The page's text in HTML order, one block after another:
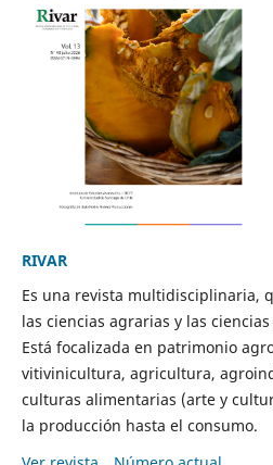
RIVAR
Es una revista multidisciplinaria,
las ciencias agrarias y las
Está focalizada en patrimonio
vitivinicultura, agricultura,
culturas alimentarias (arte y
la producción hasta el consumo.